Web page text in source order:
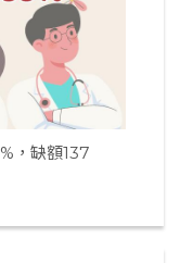
，缺額137